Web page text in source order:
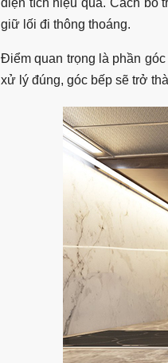
giữ lối đi thông thoáng.
Điểm quan trọng là phần
xử lý đúng, góc bếp sẽ trở